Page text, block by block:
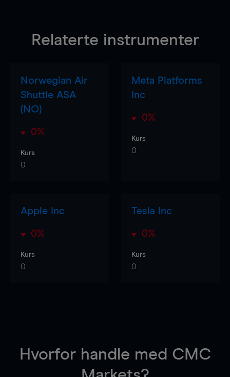
Relaterte instrumenter
Norwegian Air
Shuttle ASA
(NO)
0%
Kurs
0
Meta Platforms
Inc
0%
Kurs
0
Apple Inc
0%
Kurs
0
Tesla Inc
0%
Kurs
0
Hvorfor handle med CMC